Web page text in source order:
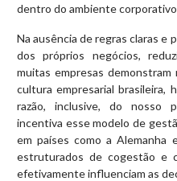
dentro do ambiente
Na ausência de regras claras e
dos próprios negócios,
muitas empresas
cultura empresarial brasileira,
razão, inclusive, do nosso
incentiva esse modelo de
em países como a Alemanha
estruturados de cogestão e
efetivamente influenciam as